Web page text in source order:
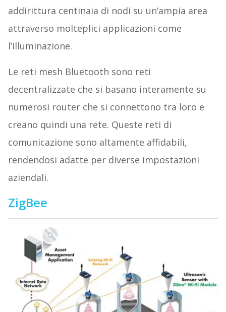
addirittura centinaia di nodi su un’ampia area
attraverso molteplici applicazioni come
l’illuminazione.
Le reti mesh Bluetooth sono reti
decentralizzate che si basano interamente su
numerosi router che si connettono tra loro e
creano quindi una rete. Queste reti di
comunicazione sono altamente affidabili,
rendendosi adatte per diverse impostazioni
aziendali.
ZigBee